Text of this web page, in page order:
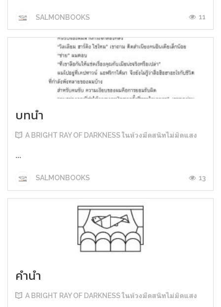
SALMONBOOKS 11
บทนำ
A BRIGHT RAY OF DARKNESS ในห้วงมืดสนิทไม่มิดแสง
...
SALMONBOOKS 13
คำนำ
A BRIGHT RAY OF DARKNESS ในห้วงมืดสนิทไม่มิดแสง